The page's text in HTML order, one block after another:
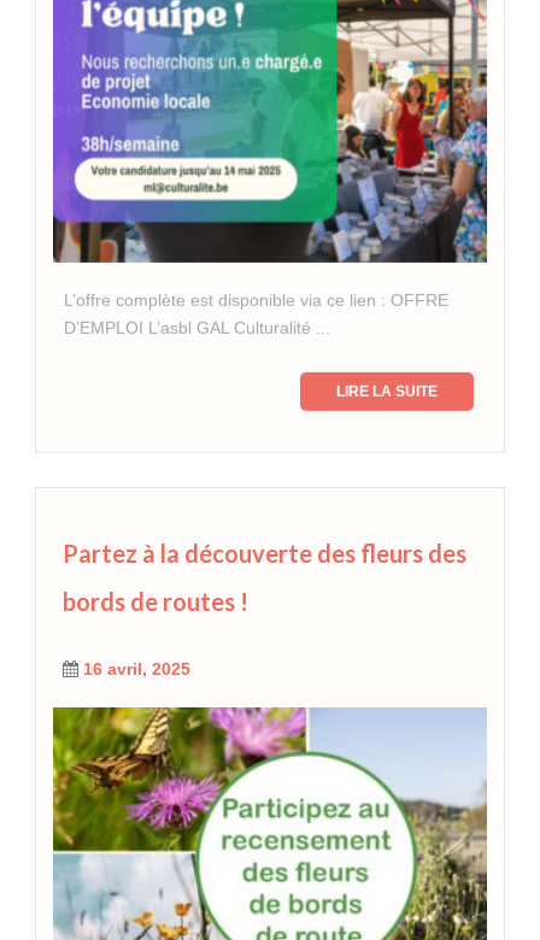
L’offre complète est disponible via ce lien : OFFRE
D’EMPLOI L’asbl GAL Culturalité ...
LIRE LA SUITE
Partez à la découverte des fleurs des
bords de routes !
16 avril, 2025